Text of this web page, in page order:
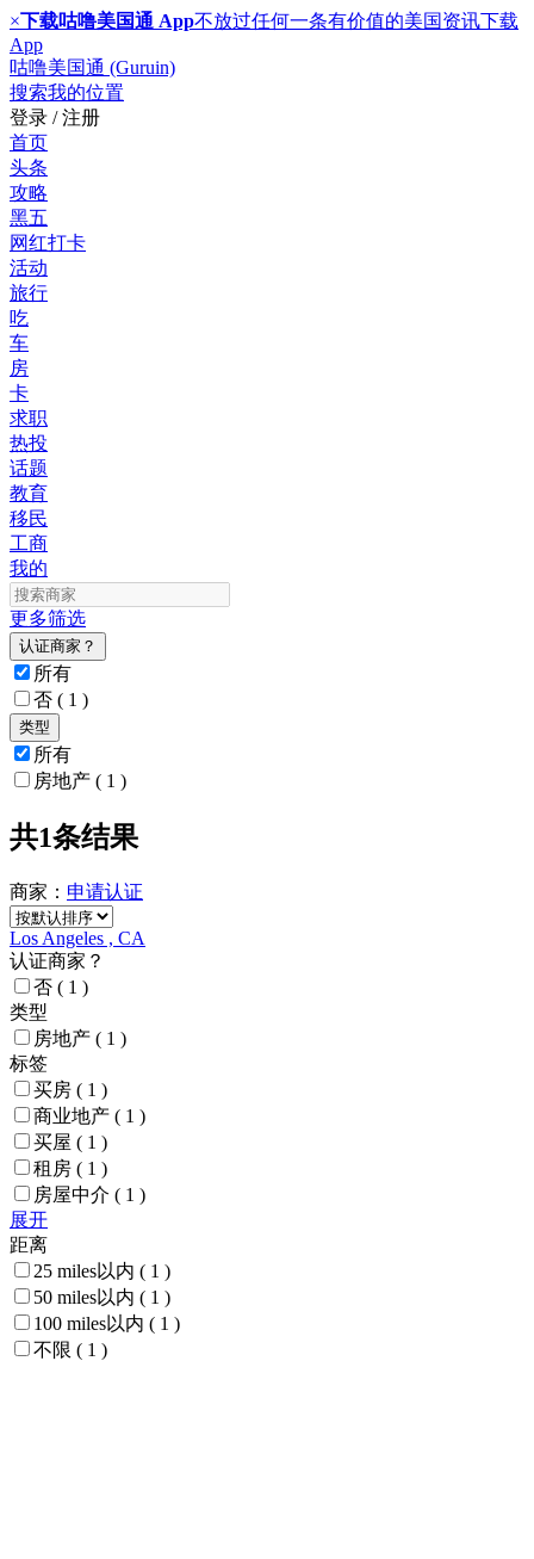
×下载咕噜美国通 App不放过任何一条有价值的美国资讯下载
App
咕噜美国通 (Guruin)
搜索我的位置
登录 / 注册
首页
头条
攻略
黑五
网红打卡
活动
旅行
吃
车
房
卡
求职
热投
话题
教育
移民
工商
我的
更多筛选
认证商家？
所有
否 ( 1 )
类型
所有
房地产 ( 1 )
共1条结果
商家： 申请认证
Los Angeles , CA
认证商家？
否 ( 1 )
类型
房地产 ( 1 )
标签
买房 ( 1 )
商业地产 ( 1 )
买屋 ( 1 )
租房 ( 1 )
房屋中介 ( 1 )
展开
距离
25 miles以内 ( 1 )
50 miles以内 ( 1 )
100 miles以内 ( 1 )
不限 ( 1 )